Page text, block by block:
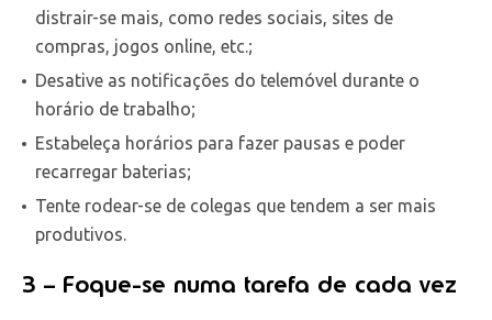
distrair-se mais, como redes sociais, sites de
compras, jogos online, etc.;
Desative as notificações do telemóvel durante o
horário de trabalho;
Estabeleça horários para fazer pausas e poder
recarregar baterias;
Tente rodear-se de colegas que tendem a ser mais
produtivos.
3 – Foque-se numa tarefa de cada vez